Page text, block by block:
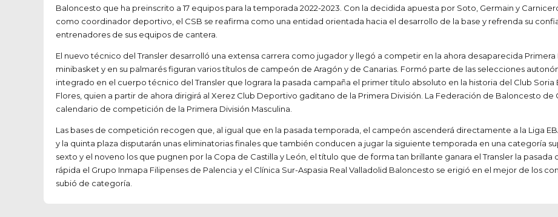
Baloncesto que ha preinscrito a 17 equipos para la temporada 2022-2023. Con la decidida apuesta por Soto, Germain y
como coordinador deportivo, el CSB se reafirma como una entidad orientada hacia el desarrollo de la base y refrenda su
entrenadores de sus equipos de cantera.
El nuevo técnico del Transler desarrolló una extensa carrera como jugador y llegó a competir en la ahora desaparecida
minibasket y en su palmarés figuran varios títulos de campeón de Aragón y de Canarias. Formó parte de las selecciones
integrado en el cuerpo técnico del Transler que lograra la pasada campaña el primer título absoluto en la historia del Club
Flores, quien a partir de ahora dirigirá al Xerez Club Deportivo gaditano de la Primera División. La Federación de Baloncesto de
calendario de competición de la Primera División Masculina.
Las bases de competición recogen que, al igual que en la pasada temporada, el campeón ascenderá directamente a la Liga
y la quinta plaza disputarán unas eliminatorias finales que también conducen a jugar la siguiente temporada en una categoría
sexto y el noveno los que pugnen por la Copa de Castilla y León, el título que de forma tan brillante ganara el Transler la pasada
rápida el Grupo Inmapa Filipenses de Palencia y el Clínica Sur-Aspasia Real Valladolid Baloncesto se erigió en el mejor de los
subió de categoría.